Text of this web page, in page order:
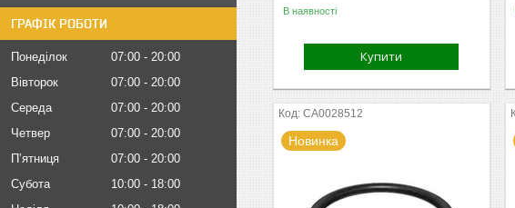
ГРАФІК РОБОТИ
Понеділок 07:00
20:00
Вівторок
07:00
20:00
Середа
07:00
20:00
Четвер
07:00
20:00
Пʼятниця
07:00
20:00
Субота
10:00
18:00
В наявності
Купити
CA0028512
Новинка